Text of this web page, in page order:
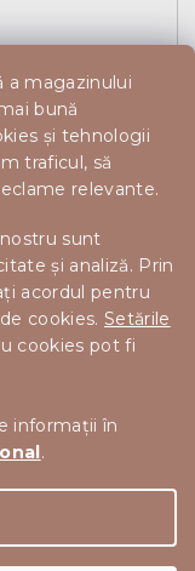
a magazinului
bună
și tehnologii
traficul, să
relevante.
sunt
și analiză. Prin
acordul pentru
cookies. Setările
cookies pot fi
informații în
.